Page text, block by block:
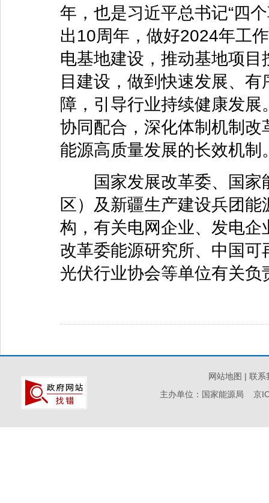
年，也是习近平总书记“四
出10周年，做好2024年工
电基地建设，推动基地项
目建设，做到快速发展、
障，引导行业持续健康发
协同配合，深化体制机制
能源高质量发展的长效机制
国家发展改革委、国家
区）及新疆生产建设兵团
构，有关电网企业、发电
改革委能源研究所、中国
光伏行业协会等单位有关负